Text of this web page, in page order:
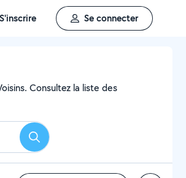
S'inscrire Se connecter
Consultez la liste des
Rechercher